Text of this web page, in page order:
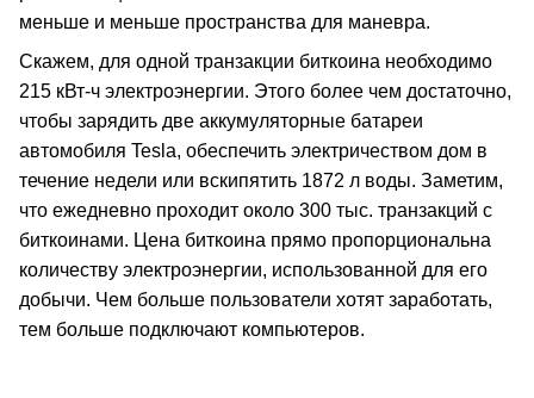
меньше и меньше пространства для маневра.
Скажем, для одной транзакции биткоина необходимо
215 кВт-ч электроэнергии. Этого более чем достаточно,
чтобы зарядить две аккумуляторные батареи
автомобиля Tesla, обеспечить электричеством дом в
течение недели или вскипятить 1872 л воды. Заметим,
что ежедневно проходит около 300 тыс. транзакций с
биткоинами. Цена биткоина прямо пропорциональна
количеству электроэнергии, использованной для его
добычи. Чем больше пользователи хотят заработать,
тем больше подключают компьютеров.